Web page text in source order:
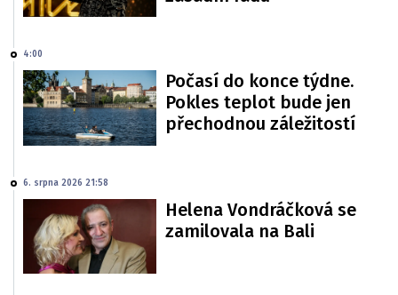
4:00
Počasí do konce týdne.
Pokles teplot bude jen
přechodnou záležitostí
6. srpna 2026 21:58
Helena Vondráčková se
zamilovala na Bali